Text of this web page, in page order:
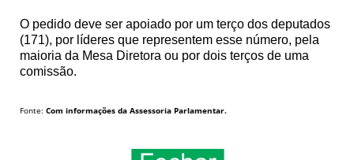
O pedido deve ser apoiado por um terço dos deputados
(171), por líderes que representem esse número, pela
maioria da Mesa Diretora ou por dois terços de uma
comissão.
Fonte: Com informações da Assessoria Parlamentar.